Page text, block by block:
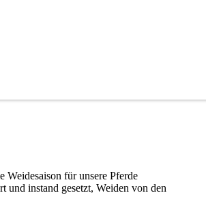
für unsere Pferde
instand gesetzt, Weiden von den